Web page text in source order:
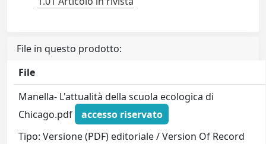
File in questo prodotto:
File
Manella- L'attualità della scuola ecologica di
Chicago.pdf
accesso riservato
Tipo: Versione (PDF) editoriale / Version Of Record